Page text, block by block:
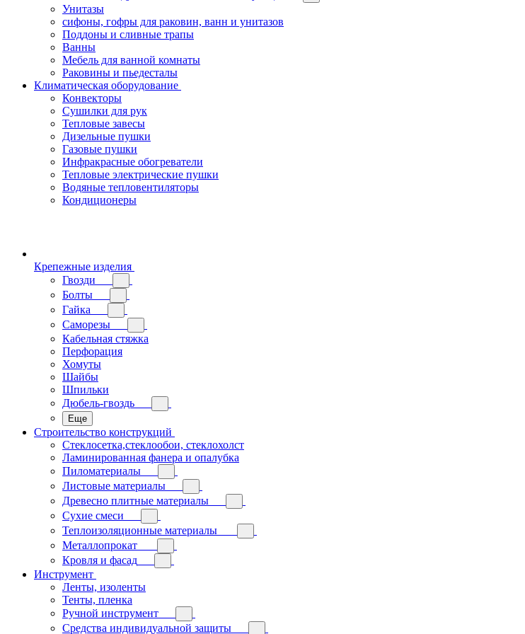
Унитазы
сифоны, гофры для раковин, ванн и унитазов
Поддоны и сливные трапы
Ванны
Мебель для ванной комнаты
Раковины и пьедесталы
Климатическая оборудование
Конвекторы
Сушилки для рук
Тепловые завесы
Дизельные пушки
Газовые пушки
Инфракрасные обогреватели
Тепловые электрические пушки
Водяные тепловентиляторы
Кондиционеры
Крепежные изделия
Гвозди
Болты
Гайка
Саморезы
Кабельная стяжка
Перфорация
Хомуты
Шайбы
Шпильки
Дюбель-гвоздь
Еще
Строительство конструкций
Стеклосетка,стеклообои, стеклохолст
Ламинированная фанера и опалубка
Пиломатериалы
Листовые материалы
Древесно плитные материалы
Сухие смеси
Теплоизоляционные материалы
Металлопрокат
Кровля и фасад
Инструмент
Ленты, изоленты
Тенты, пленка
Ручной инструмент
Средства индивидуальной защиты